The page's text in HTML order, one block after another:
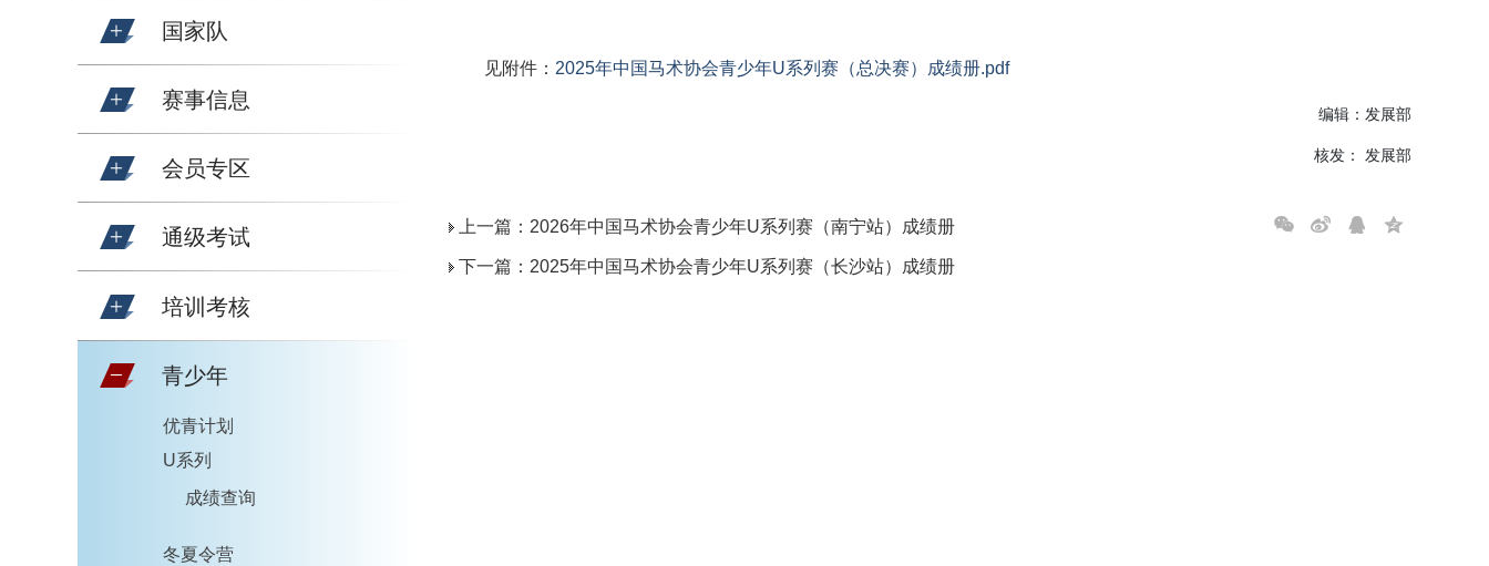
国家队
赛事信息
会员专区
通级考试
培训考核
青少年
优青计划
U系列
成绩查询
冬夏令营
见附件： 2025年中国马术协会青少年U系列赛（总决赛）成绩册.pdf
编辑：发展部
核发： 发展部
上一篇： 2026年中国马术协会青少年U系列赛（南宁站）成绩册
下一篇： 2025年中国马术协会青少年U系列赛（长沙站）成绩册